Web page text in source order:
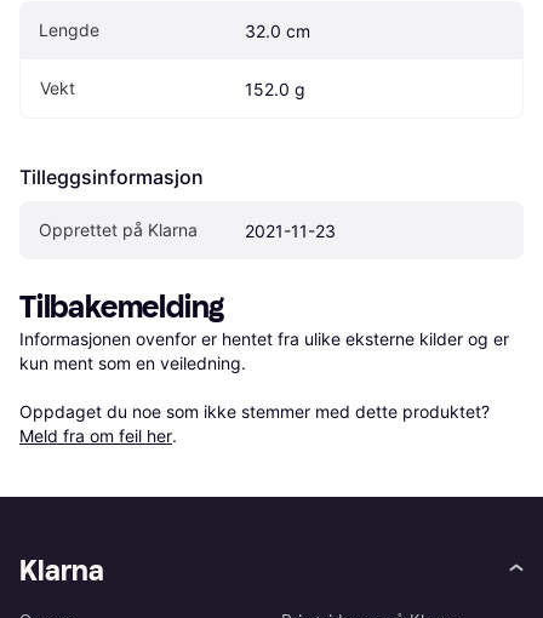
Lengde 32.0 cm
Vekt 152.0 g
Tilleggsinformasjon
Opprettet på Klarna 2021-11-23
Tilbakemelding
Informasjonen ovenfor er hentet fra ulike eksterne kilder og er
kun ment som en veiledning.
Oppdaget du noe som ikke stemmer med dette produktet?
Meld fra om feil her.
Klarna